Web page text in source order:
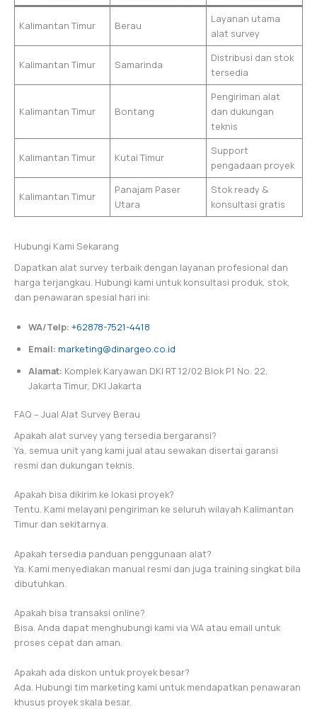
Kalimantan Timur Berau
Layanan utama
alat survey
Kalimantan Timur Samarinda
Distribusi dan stok
tersedia
Kalimantan Timur Bontang
Pengiriman alat
dan dukungan
teknis
Kalimantan Timur Kutai Timur
Support
pengadaan proyek
Kalimantan Timur
Panajam Paser
Utara
Stok ready &
konsultasi gratis
Hubungi Kami Sekarang
Dapatkan alat survey terbaik dengan layanan profesional dan
harga terjangkau. Hubungi kami untuk konsultasi produk, stok,
dan penawaran spesial hari ini:
WA/Telp: +62878-7521-4418
Email: marketing@dinargeo.co.id
Alamat: Komplek Karyawan DKI RT 12/02 Blok P1 No. 22,
Jakarta Timur, DKI Jakarta
FAQ – Jual Alat Survey Berau
Apakah alat survey yang tersedia bergaransi?
Ya, semua unit yang kami jual atau sewakan disertai garansi
resmi dan dukungan teknis.
Apakah bisa dikirim ke lokasi proyek?
Tentu. Kami melayani pengiriman ke seluruh wilayah Kalimantan
Timur dan sekitarnya.
Apakah tersedia panduan penggunaan alat?
Ya. Kami menyediakan manual resmi dan juga training singkat bila
dibutuhkan.
Apakah bisa transaksi online?
Bisa. Anda dapat menghubungi kami via WA atau email untuk
proses cepat dan aman.
Apakah ada diskon untuk proyek besar?
Ada. Hubungi tim marketing kami untuk mendapatkan penawaran
khusus proyek skala besar.